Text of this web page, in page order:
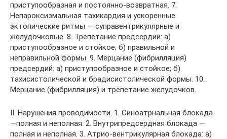
приступообразная и постоянно-возвратная. 7.
Непароксизмальная тахикардия и ускоренные
эктопические ритмы — суправентрикулярные и
желудочковые. 8. Трепетание предсердии: а)
приступообразное и стойкое; б) правильной и
неправильной формы. 9. Мерцание (фибрилляция)
предсердий: а) приступообразное и стойкое; б)
тахисистолической и брадисистолической формы. 10.
Мерцание (фибрилляция) и трепетание желудочков.
II. Нарушения проводимости. 1. Синоатрнальная блокада
—полная и неполная. 2. Внутрипредсердная блокада —
полная и неполная. 3. Атрио-вентрикулярная блокада: а)